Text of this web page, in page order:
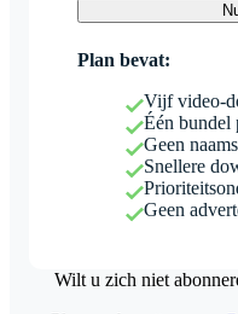
Plan bevat:
Vijf video-
Één bundel
Geen
Snellere
Geen
Wilt u zich niet